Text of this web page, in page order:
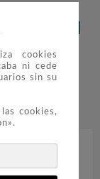
cookies
ni cede
sin su
cookies,